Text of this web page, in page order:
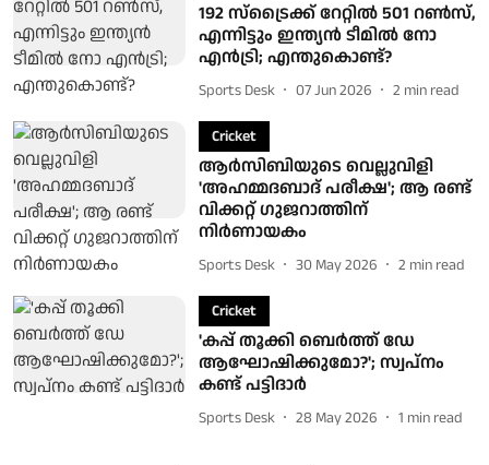
192 സ്‌ട്രൈക്ക് റേറ്റില്‍ 501 റണ്‍സ്,
എന്നിട്ടും ഇന്ത്യന്‍ ടീമില്‍ നോ
എന്‍ട്രി; എന്തുകൊണ്ട്?
Sports Desk 07 Jun 2026 2 min read
Cricket
ആർസിബിയുടെ വെല്ലുവിളി
'അഹമ്മദബാദ് പരീക്ഷ'; ആ രണ്ട്
വിക്കറ്റ് ഗുജറാത്തിന്
നിർണായകം
Sports Desk 30 May 2026 2 min read
Cricket
'കപ്പ് തൂക്കി ബെർത്ത് ഡേ
ആഘോഷിക്കുമോ?'; സ്വപ്‌നം
കണ്ട് പട്ടിദാർ
Sports Desk 28 May 2026 1 min read